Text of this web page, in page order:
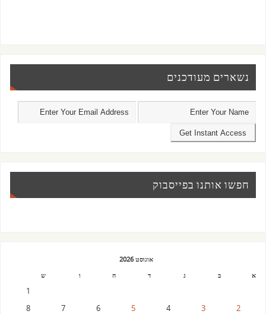
נשארים מעודכנים
חפשו אותנו בפייסבוק
אוגוסט 2026
א
ב ג ד ה ו ש
1
2
3
4
5
6
7
8